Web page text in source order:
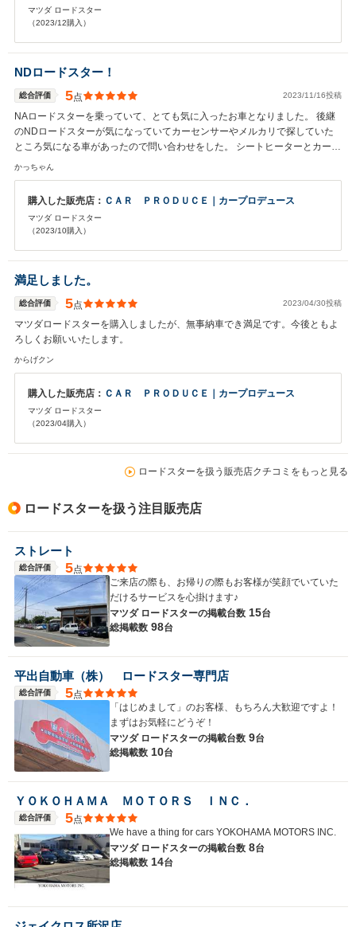
マツダ ロードスター
（2023/12購入）
NDロードスター！
総合評価 5点 2023/11/16投稿
NAロードスターを乗っていて、とても気に入ったお車となりました。 後継
のNDロードスターが気になっていてカーセンサーやメルカリで探していた
ところ気になる車があったので問い合わせをした。 シートヒーターとカープ
レイがついていたので即決した！ 人生１８台目の車！ 楽しみたいと思いま
かっちゃん
購入した販売店： ＣＡＲ ＰＲＯＤＵＣＥ｜カープロデュース
マツダ ロードスター
（2023/10購入）
満足しました。
総合評価 5点 2023/04/30投稿
マツダロードスターを購入しましたが、無事納車でき満足です。今後ともよ
ろしくお願いいたします。
からげクン
購入した販売店： ＣＡＲ ＰＲＯＤＵＣＥ｜カープロデュース
マツダ ロードスター
（2023/04購入）
ロードスターを扱う販売店クチコミをもっと見る
ロードスターを扱う注目販売店
ストレート
総合評価 5点
ご来店の際も、お帰りの際もお客様が笑顔でいていた
だけるサービスを心掛けます♪
マツダ ロードスターの掲載台数 15台
総掲載数 98台
平出自動車（株） ロードスター専門店
総合評価 5点
「はじめまして」のお客様、もちろん大歓迎ですよ！
まずはお気軽にどうぞ！
マツダ ロードスターの掲載台数 9台
総掲載数 10台
ＹＯＫＯＨＡＭＡ ＭＯＴＯＲＳ ＩＮＣ．
総合評価 5点
We have a thing for cars YOKOHAMA MOTORS INC.
マツダ ロードスターの掲載台数 8台
総掲載数 14台